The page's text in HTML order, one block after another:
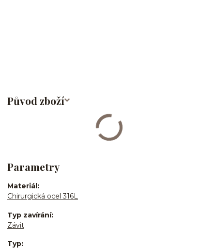
Původ zboží
Parametry
Materiál
Chirurgická ocel 316L
Typ zavírání
Závit
Typ